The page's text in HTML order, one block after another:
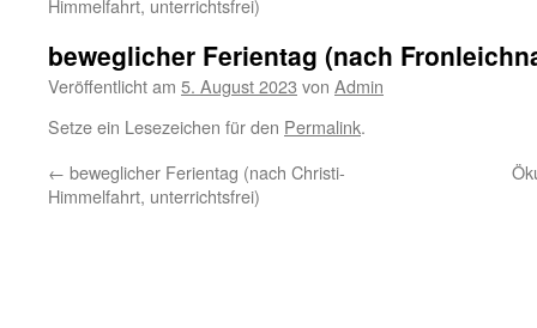
Himmelfahrt, unterrichtsfrei)
beweglicher Ferientag (nach
Veröffentlicht am 5. August 2023 von Admin
Setze ein Lesezeichen für den Permalink.
← beweglicher Ferientag (nach Christi-
Himmelfahrt, unterrichtsfrei)